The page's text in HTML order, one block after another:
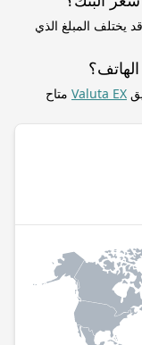
يختلف المبلغ الذي
Valuta EX متاح